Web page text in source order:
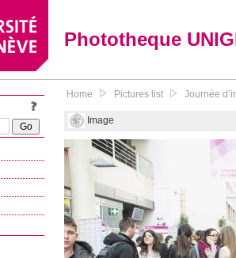
Phototheque
Home Pictures list Journée
Image